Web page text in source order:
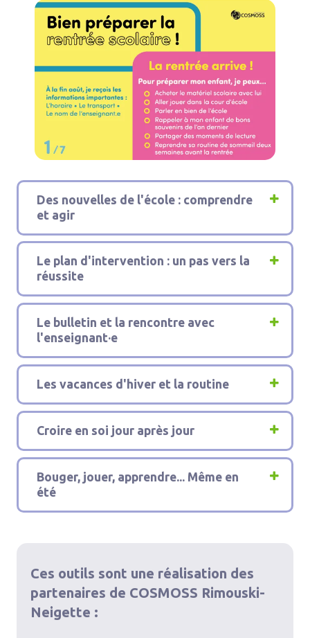
2
Des nouvelles de l'école : comprendre
et agir
3
Le plan d'intervention : un pas vers la
réussite
4
Le bulletin et la rencontre avec
l'enseignant·e
5
Les vacances d'hiver et la routine
6
Croire en soi jour après jour
7
Bouger, jouer, apprendre... Même en
été
Ces outils sont une réalisation des
partenaires de COSMOSS Rimouski-
Neigette :